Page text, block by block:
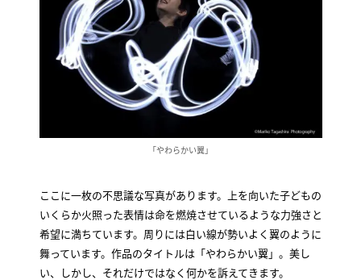
「やわらかい翼」
ここに一枚の不思議な写真があります。上を向いた子どもの
いくらか火照った表情は命を燃焼させているような力強さと
希望に満ちています。周りには白い線が勢いよく翼のように
舞っています。作品のタイトルは「やわらかい翼」。美し
い、しかし、それだけではなく何かを訴えてきます。